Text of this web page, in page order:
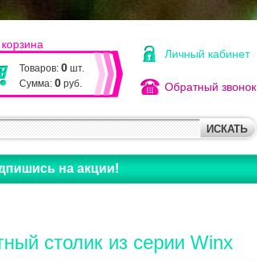
Личный кабинет
Обратный звонок
Товаров: 0 шт.
Сумма: 0 руб.
на акции!
столик из серии Winx